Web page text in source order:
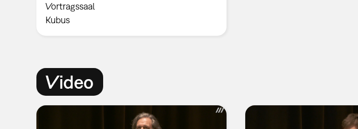
Vortragssaal
Kubus
Video